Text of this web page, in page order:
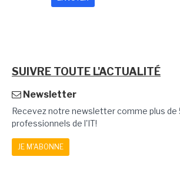
SUIVRE TOUTE L'ACTUALITÉ
Newsletter
Recevez notre newsletter comme plus
professionnels de l'IT!
JE M'ABONNE